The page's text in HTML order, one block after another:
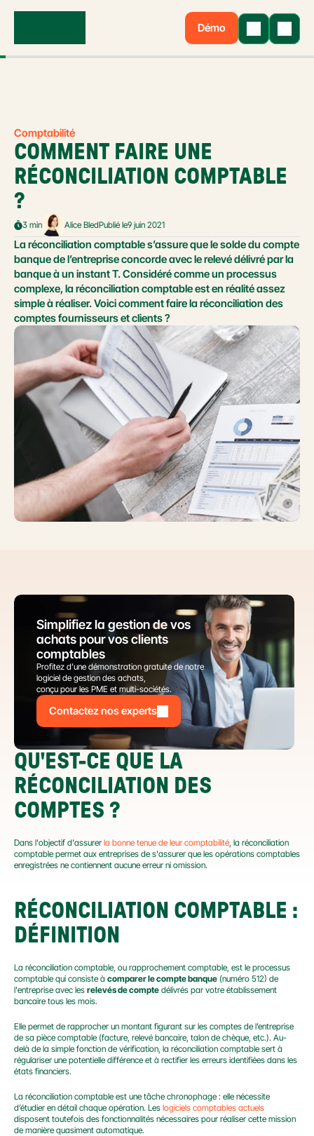
Démo
Comptabilité
COMMENT FAIRE UNE
RÉCONCILIATION COMPTABLE
?
3 min Alice BledPublié le9 juin 2021
La réconciliation comptable s’assure que le solde du compte
banque de l’entreprise concorde avec le relevé délivré par la
banque à un instant T. Considéré comme un processus
complexe, la réconciliation comptable est en réalité assez
simple à réaliser. Voici comment faire la réconciliation des
comptes fournisseurs et clients ?
Simplifiez la gestion de vos
achats pour vos clients
comptables
Profitez d’une démonstration gratuite de notre
logiciel de gestion des achats,
conçu pour les PME et multi-sociétés.
Contactez nos experts
QU'EST-CE QUE LA
RÉCONCILIATION DES
COMPTES ?
Dans l'objectif d'assurer la bonne tenue de leur comptabilité, la réconciliation
comptable permet aux entreprises de s'assurer que les opérations comptables
enregistrées ne contiennent aucune erreur ni omission.
RÉCONCILIATION COMPTABLE :
DÉFINITION
La réconciliation comptable, ou rapprochement comptable, est le processus
comptable qui consiste à comparer le compte banque (numéro 512) de
l'entreprise avec les relevés de compte délivrés par votre établissement
bancaire tous les mois.
Elle permet de rapprocher un montant figurant sur les comptes de l’entreprise
de sa pièce comptable (facture, relevé bancaire, talon de chèque, etc.). Au-
delà de la simple fonction de vérification, la réconciliation comptable sert à
régulariser une potentielle différence et à rectifier les erreurs identifiées dans les
états financiers.
La réconciliation comptable est une tâche chronophage : elle nécessite
d’étudier en détail chaque opération. Les logiciels comptables actuels
disposent toutefois des fonctionnalités nécessaires pour réaliser cette mission
de manière quasiment automatique.